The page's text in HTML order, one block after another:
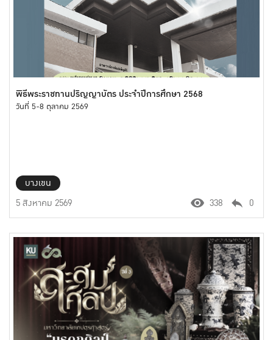
พิธีพระราชทานปริญญาบัตร ประจำปีการศึกษา 2568
วันที่ 5-8 ตุลาคม 2569
บางเขน
5 สิงหาคม 2569
338 0